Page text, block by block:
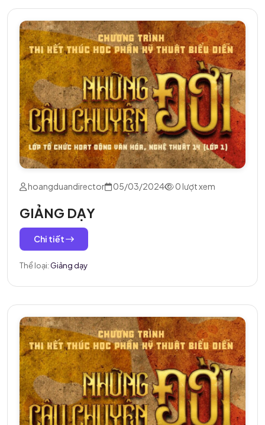
hoangduandirector 05/03/2024 0 lượt xem
GIẢNG DẠY
Chi tiết
Thể loại: Giảng dạy